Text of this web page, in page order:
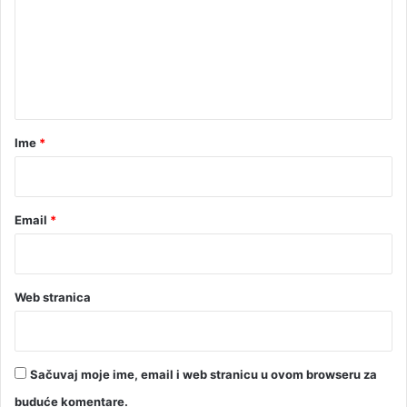
r
Ime *
Email *
Web stranica
Sačuvaj moje ime, email i web stranicu u ovom browseru za
buduće komentare.